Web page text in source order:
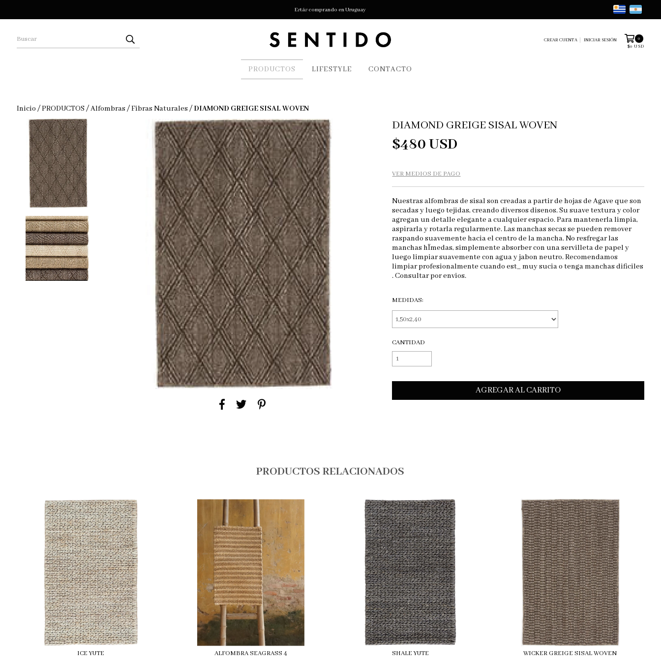
Estás comprando en Uruguay
CREAR CUENTA INICIAR SESIÓN
0
$0 USD
PRODUCTOS LIFESTYLE CONTACTO
Inicio /PRODUCTOS /Alfombras /Fibras Naturales /DIAMOND GREIGE SISAL WOVEN
DIAMOND GREIGE SISAL WOVEN
$480 USD
VER MEDIOS DE PAGO
Nuestras alfombras de sisal son creadas a partir de hojas de Agave que son
secadas y luego tejidas, creando diversos disenos. Su suave textura y color
agregan un detalle elegante a cualquier espacio. Para mantenerla limpia,
aspirarla y rotarla regularmente. Las manchas secas se pueden remover
raspando suavemente hacia el centro de la mancha. No resfregar las
manchas hÏmedas, simplemente absorber con una servilleta de papel y
luego limpiar suavemente con agua y jabon neutro. Recomendamos
limpiar profesionalmente cuando est_ muy sucia o tenga manchas dificiles
. Consultar por envios.
MEDIDAS:
CANTIDAD
PRODUCTOS RELACIONADOS
ICE YUTE ALFOMBRA SEAGRASS 4 SHALE YUTE WICKER GREIGE SISAL WOVEN